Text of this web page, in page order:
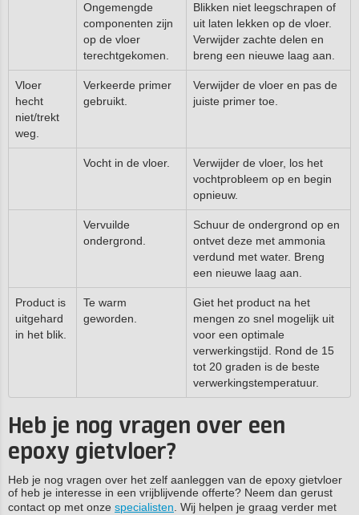
Ongemengde
componenten zijn
op de vloer
terechtgekomen.
Blikken niet leegschrapen of
uit laten lekken op de vloer.
Verwijder zachte delen en
breng een nieuwe laag aan.
Vloer
hecht
niet/trekt
weg.
Verkeerde primer
gebruikt.
Verwijder de vloer en pas de
juiste primer toe.
Vocht in de vloer.
Verwijder de vloer, los het
vochtprobleem op en begin
opnieuw.
Vervuilde
ondergrond.
Schuur de ondergrond op en
ontvet deze met ammonia
verdund met water. Breng
een nieuwe laag aan.
Product is
uitgehard
in het blik.
Te warm
geworden.
Giet het product na het
mengen zo snel mogelijk uit
voor een optimale
verwerkingstijd. Rond de 15
tot 20 graden is de beste
verwerkingstemperatuur.
Heb je nog vragen over een
epoxy gietvloer?
Heb je nog vragen over het zelf aanleggen van de epoxy gietvloer
of heb je interesse in een vrijblijvende offerte? Neem dan gerust
contact op met onze specialisten . Wij helpen je graag verder met